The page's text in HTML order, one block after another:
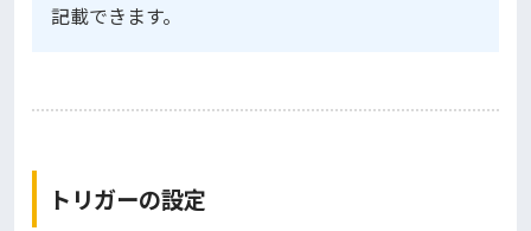
記載できます。
トリガーの設定